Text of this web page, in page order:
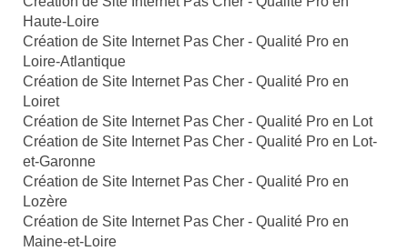
Haute-Loire
Création de Site Internet Pas Cher - Qualité Pro en
Loire-Atlantique
Création de Site Internet Pas Cher - Qualité Pro en
Loiret
Création de Site Internet Pas Cher - Qualité Pro en Lot
Création de Site Internet Pas Cher - Qualité Pro en Lot-
et-Garonne
Création de Site Internet Pas Cher - Qualité Pro en
Lozère
Création de Site Internet Pas Cher - Qualité Pro en
Maine-et-Loire